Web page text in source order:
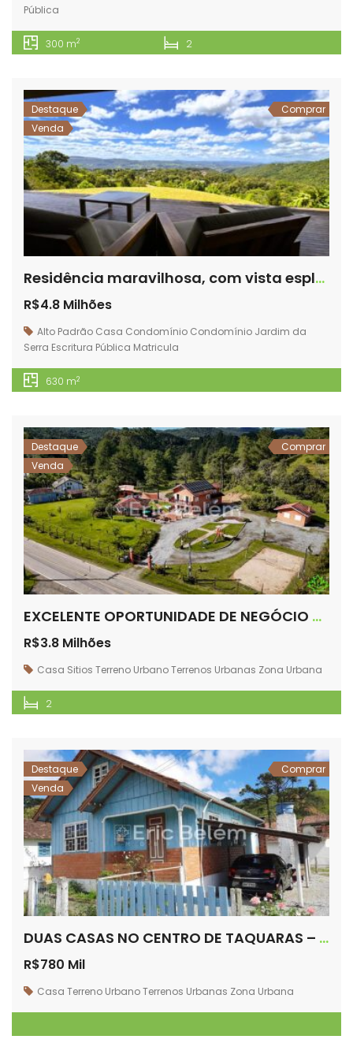
Pública
300 m2 2
Destaque
Venda
Comprar
Residência maravilhosa, com vista esplêndida, No condomínio Jardim da Serra – 150
R$4.8 Milhões
Alto Padrão Casa Condomínio Condomínio Jardim da
Serra Escritura Pública Matricula
630 m2
Destaque
Venda
Comprar
EXCELENTE OPORTUNIDADE DE NEGÓCIO CENTRO DE RANCHO QUEIMADO
R$3.8 Milhões
Casa Sitios Terreno UrbanoTerrenos Urbanas Zona Urbana
2
Destaque
Venda
Comprar
DUAS CASAS NO CENTRO DE TAQUARAS – RANCHO QUEIMADO/SC
R$780 Mil
Casa Terreno UrbanoTerrenos Urbanas Zona Urbana